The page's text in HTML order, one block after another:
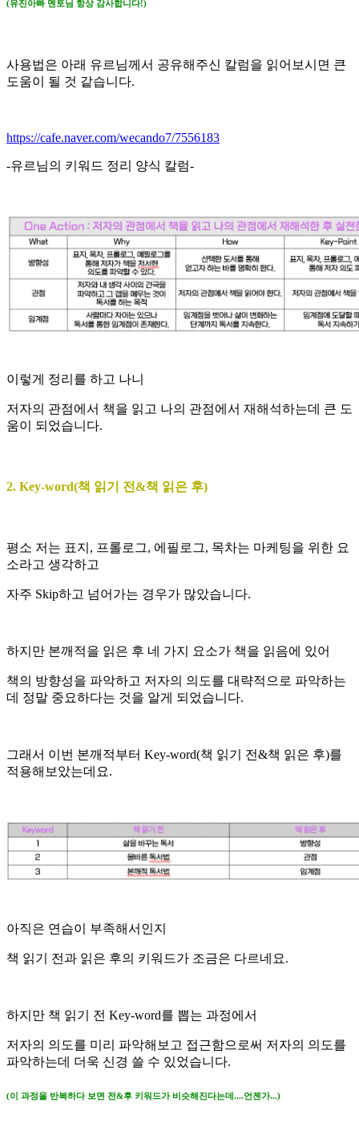
(유진아빠 멘토님 항상 감사합니다!)
사용법은 아래 유르님께서 공유해주신 칼럼을 읽어보시면 큰
도움이 될 것 같습니다.
https://cafe.naver.com/wecando7/7556183
-유르님의 키워드 정리 양식 칼럼-
이렇게 정리를 하고 나니
저자의 관점에서 책을 읽고 나의 관점에서 재해석하는데 큰 도
움이 되었습니다.
2. Key-word(책 읽기 전&책 읽은 후)
평소 저는 표지, 프롤로그, 에필로그, 목차는 마케팅을 위한 요
소라고 생각하고
자주 Skip하고 넘어가는 경우가 많았습니다.
하지만 본깨적을 읽은 후 네 가지 요소가 책을 읽음에 있어
책의 방향성을 파악하고 저자의 의도를 대략적으로 파악하는
데 정말 중요하다는 것을 알게 되었습니다.
그래서 이번 본깨적부터 Key-word(책 읽기 전&책 읽은 후)를
적용해보았는데요.
아직은 연습이 부족해서인지
책 읽기 전과 읽은 후의 키워드가 조금은 다르네요.
하지만 책 읽기 전 Key-word를 뽑는 과정에서
저자의 의도를 미리 파악해보고 접근함으로써 저자의 의도를
파악하는데 더욱 신경 쓸 수 있었습니다.
(이 과정을 반복하다 보면 전&후 키워드가 비슷해진다는데....언젠가...)